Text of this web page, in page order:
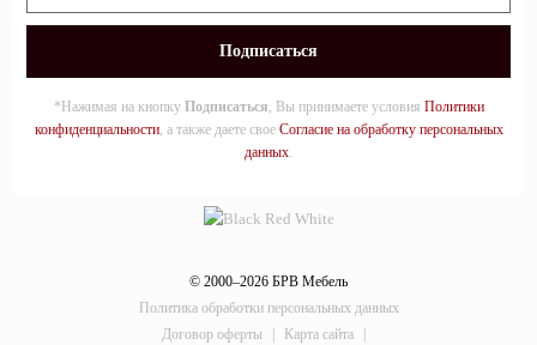
*Нажимая на кнопку Подписаться, Вы принимаете условия Политики
конфиденциальности, а также даете свое Согласие на обработку персональных
данных.
© 2000–2026 БРВ Мебель
Политика обработки персональных данных
Договор оферты
Карта сайта